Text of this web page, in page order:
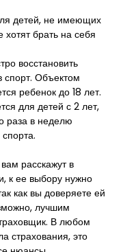
детей, не имеющих
хотят брать на себя
восстановить
спорт. Объектом
ребенок до 18 лет.
для детей с 2 лет,
раза в неделю
расскажут в
к ее выбору нужно
как вы доверяете ей
лучшим
В любом
страхования, это